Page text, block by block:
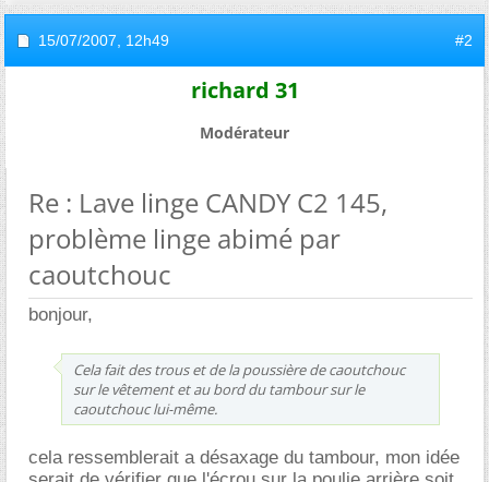
15/07/2007, 12h49 #2
richard 31
Modérateur
Re : Lave linge CANDY C2 145,
problème linge abimé par
caoutchouc
bonjour,
Cela fait des trous et de la poussière de caoutchouc
sur le vêtement et au bord du tambour sur le
caoutchouc lui-même.
cela ressemblerait a désaxage du tambour, mon idée